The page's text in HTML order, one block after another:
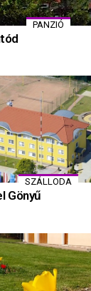
PANZIÓ
SZÁLLODA
Gönyű